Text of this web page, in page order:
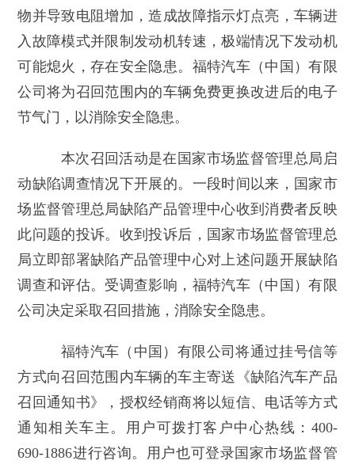
物并导致电阻增加，造成故障指示灯点亮，车辆进
入故障模式并限制发动机转速，极端情况下发动机
可能熄火，存在安全隐患。福特汽车（中国）有限
公司将为召回范围内的车辆免费更换改进后的电子
节气门，以消除安全隐患。
本次召回活动是在国家市场监督管理总局启
动缺陷调查情况下开展的。一段时间以来，国家市
场监督管理总局缺陷产品管理中心收到消费者反映
此问题的投诉。收到投诉后，国家市场监督管理总
局立即部署缺陷产品管理中心对上述问题开展缺陷
调查和评估。受调查影响，福特汽车（中国）有限
公司决定采取召回措施，消除安全隐患。
福特汽车（中国）有限公司将通过挂号信等
方式向召回范围内车辆的车主寄送《缺陷汽车产品
召回通知书》，授权经销商将以短信、电话等方式
通知相关车主。用户可拨打客户中心热线：400-
690-1886进行咨询。用户也可登录国家市场监督管